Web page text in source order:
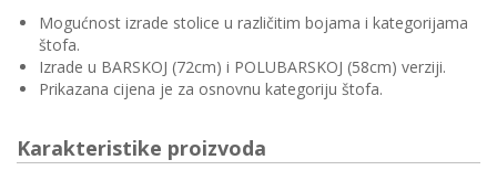
Mogućnost izrade stolice u različitim bojama i kategorijama
štofa.
Izrade u BARSKOJ (72cm) i POLUBARSKOJ (58cm) verziji.
Prikazana cijena je za osnovnu kategoriju štofa.
Karakteristike proizvoda